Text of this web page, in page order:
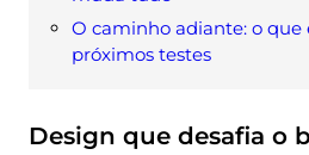
O caminho adiante: o que
próximos testes
Design que desafia o